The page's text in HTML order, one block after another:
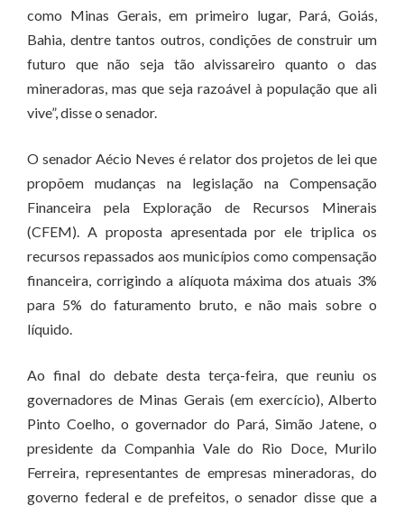
como Minas Gerais, em primeiro lugar, Pará, Goiás,
Bahia, dentre tantos outros, condições de construir um
futuro que não seja tão alvissareiro quanto o das
mineradoras, mas que seja razoável à população que ali
vive”, disse o senador.
O senador Aécio Neves é relator dos projetos de lei que
propõem mudanças na legislação na Compensação
Financeira pela Exploração de Recursos Minerais
(CFEM). A proposta apresentada por ele triplica os
recursos repassados aos municípios como compensação
financeira, corrigindo a alíquota máxima dos atuais 3%
para 5% do faturamento bruto, e não mais sobre o
líquido.
Ao final do debate desta terça-feira, que reuniu os
governadores de Minas Gerais (em exercício), Alberto
Pinto Coelho, o governador do Pará, Simão Jatene, o
presidente da Companhia Vale do Rio Doce, Murilo
Ferreira, representantes de empresas mineradoras, do
governo federal e de prefeitos, o senador disse que a